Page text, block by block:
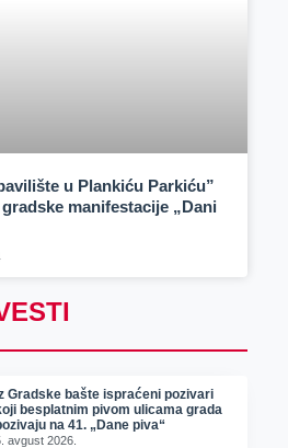
u Plankiću Parkiću”
manifestacije „Dani
Gradske bašte ispraćeni pozivari
besplatnim pivom ulicama grada
na 41. „Dane piva“
avgust 2026.